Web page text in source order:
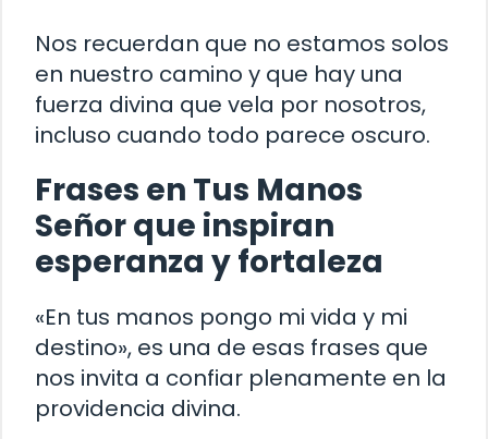
Nos recuerdan que no estamos solos
en nuestro camino y que hay una
fuerza divina que vela por nosotros,
incluso cuando todo parece oscuro.
Frases en Tus Manos
Señor que inspiran
esperanza y fortaleza
«En tus manos pongo mi vida y mi
destino», es una de esas frases que
nos invita a confiar plenamente en la
providencia divina.